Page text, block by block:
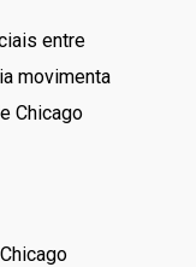
entre
movimenta
Chicago